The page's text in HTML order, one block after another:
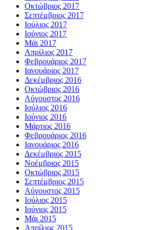
Οκτώβριος 2017
Σεπτέμβριος 2017
Ιούλιος 2017
Ιούνιος 2017
Μάι 2017
Απρίλιος 2017
Φεβρουάριος 2017
Ιανουάριος 2017
Δεκέμβριος 2016
Οκτώβριος 2016
Αύγουστος 2016
Ιούλιος 2016
Ιούνιος 2016
Μάρτιος 2016
Φεβρουάριος 2016
Ιανουάριος 2016
Δεκέμβριος 2015
Νοέμβριος 2015
Οκτώβριος 2015
Σεπτέμβριος 2015
Αύγουστος 2015
Ιούλιος 2015
Ιούνιος 2015
Μάι 2015
Απρίλιος 2015